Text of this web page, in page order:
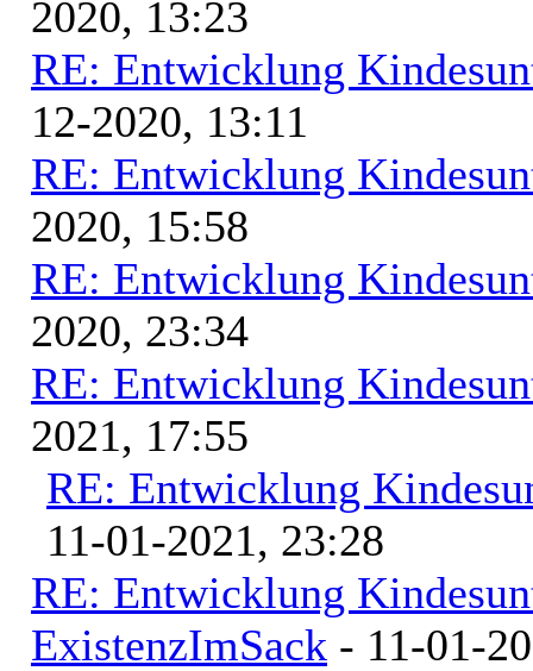
2020, 13:23
RE: Entwicklung
12-2020, 13:11
RE: Entwicklung
2020, 15:58
RE: Entwicklung
2020, 23:34
RE: Entwicklung
2021, 17:55
RE: Entwicklung
11-01-2021, 23:28
RE: Entwicklung
ExistenzImSack - 11-01-